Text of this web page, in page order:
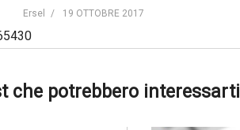
Ersel 19 OTTOBRE 2017
che potrebbero interessarti